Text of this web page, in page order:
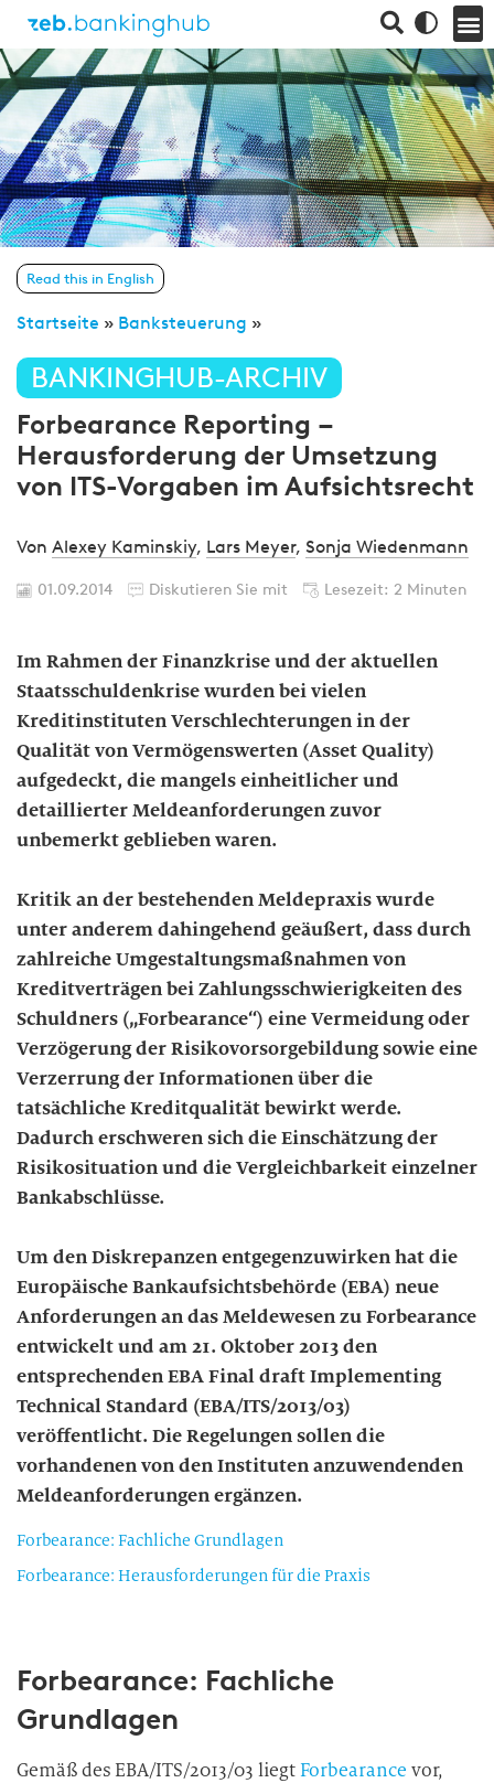
Read this in English
Startseite » Banksteuerung »
BANKINGHUB-ARCHIV
Forbearance Reporting –
Herausforderung der Umsetzung
von ITS-Vorgaben im Aufsichtsrecht
Von Alexey Kaminskiy, Lars Meyer, Sonja Wiedenmann
01.09.2014 Diskutieren Sie mit Lesezeit: 2 Minuten
Im Rahmen der Finanzkrise und der aktuellen
Staatsschuldenkrise wurden bei vielen
Kreditinstituten Verschlechterungen in der
Qualität von Vermögenswerten (Asset Quality)
aufgedeckt, die mangels einheitlicher und
detaillierter Meldeanforderungen zuvor
unbemerkt geblieben waren.
Kritik an der bestehenden Meldepraxis wurde
unter anderem dahingehend geäußert, dass durch
zahlreiche Umgestaltungsmaßnahmen von
Kreditverträgen bei Zahlungsschwierigkeiten des
Schuldners („Forbearance“) eine Vermeidung oder
Verzögerung der Risikovorsorgebildung sowie eine
Verzerrung der Informationen über die
tatsächliche Kreditqualität bewirkt werde.
Dadurch erschweren sich die Einschätzung der
Risikosituation und die Vergleichbarkeit einzelner
Bankabschlüsse.
Um den Diskrepanzen entgegenzuwirken hat die
Europäische Bankaufsichtsbehörde (EBA) neue
Anforderungen an das Meldewesen zu Forbearance
entwickelt und am 21. Oktober 2013 den
entsprechenden EBA Final draft Implementing
Technical Standard (EBA/ITS/2013/03)
veröffentlicht. Die Regelungen sollen die
vorhandenen von den Instituten anzuwendenden
Meldeanforderungen ergänzen.
Forbearance: Fachliche Grundlagen
Forbearance: Herausforderungen für die Praxis
Forbearance: Fachliche
Grundlagen
Gemäß des EBA/ITS/2013/03 liegtForbearance vor,